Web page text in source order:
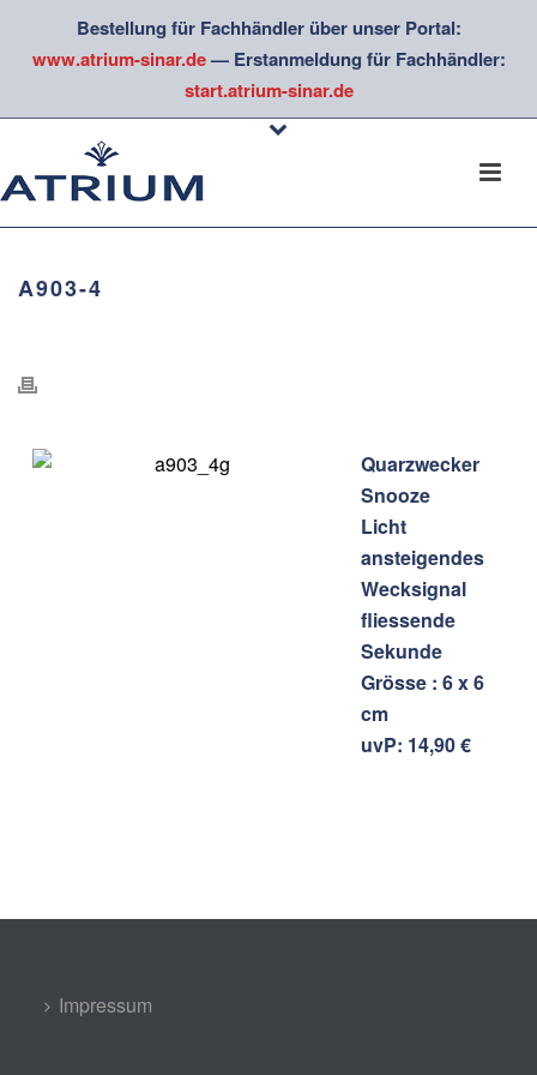
Bestellung für Fachhändler über unser Portal:
www.atrium-sinar.de— Erstanmeldung für Fachhändler:
start.atrium-sinar.de
A903-4
Quarzwecker
Snooze
Licht
ansteigendes
Wecksignal
fliessende
Sekunde
Grösse : 6 x 6
cm
uvP: 14,90 €
Impressum